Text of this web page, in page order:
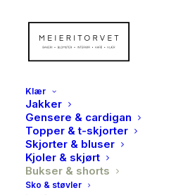
Klær
Jakker
Gensere & cardigan
Topper & t-skjorter
Skjorter & bluser
Kjoler & skjørt
Bukser & shorts
Sko & støvler